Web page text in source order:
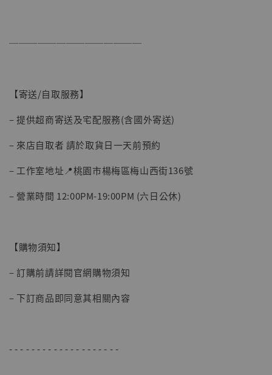
子彈飛 鵝城縣長 張麻子 [BK01]
NT$ 4,980
加入購物車
──────────────
【寄送/自取服務】
– 提供超商寄送及宅配服務(含國外寄送)
– 來店自取者 請於取貨日一天前預約
– 工作室地址📍桃園市楊梅區梅山西街136號
– 營業時間 12:00PM-19:00PM (六日公休)
【購物須知】
– 訂購前請詳閱官網購物須知
– 下訂商品即同意其相關內容
- - - - - - - - - - - - - - - - - - - -